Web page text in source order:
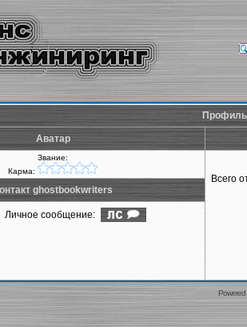
Аватар
Звание:
Карма:
Всего
ghostbookwriters
Личное сообщение: